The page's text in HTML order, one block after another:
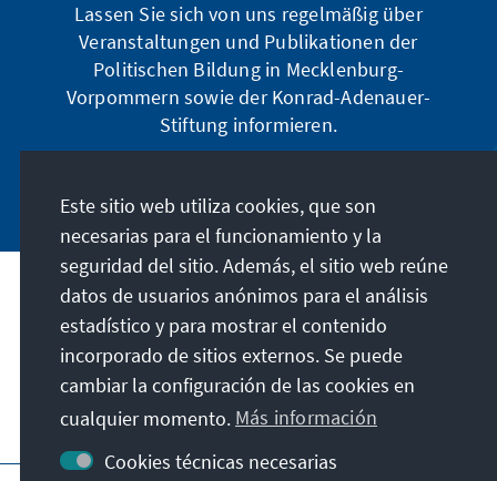
Lassen Sie sich von uns regelmäßig über
Veranstaltungen und Publikationen der
Politischen Bildung in Mecklenburg-
Vorpommern sowie der Konrad-Adenauer-
Stiftung informieren.
Dirección
Contacto
Visita también
Este sitio web utiliza cookies, que son
necesarias para el funcionamiento y la
seguridad del sitio. Además, el sitio web reúne
datos de usuarios anónimos para el análisis
estadístico y para mostrar el contenido
incorporado de sitios externos. Se puede
cambiar la configuración de las cookies en
cualquier momento. Más información
Cookies técnicas necesarias